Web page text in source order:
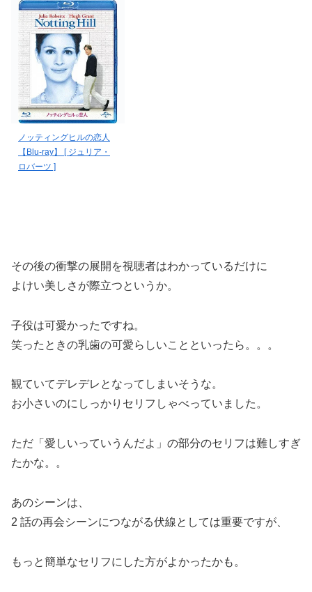
ノッティングヒルの恋人
【Blu-ray】 [ ジュリア・
ロバーツ ]
その後の衝撃の展開を視聴者はわかっているだけに
よけい美しさが際立つというか。
子役は可愛かったですね。
笑ったときの乳歯の可愛らしいことといったら。。。
観ていてデレデレとなってしまいそうな。
お小さいのにしっかりセリフしゃべっていました。
ただ「愛しいっていうんだよ」の部分のセリフは難しすぎ
たかな。。
あのシーンは、
2 話の再会シーンにつながる伏線としては重要ですが、
もっと簡単なセリフにした方がよかったかも。